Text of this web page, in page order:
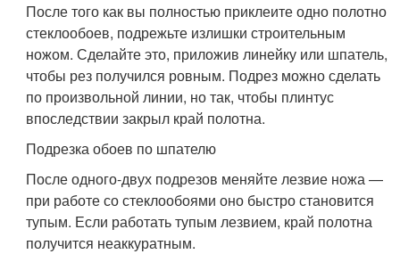
После того как вы полностью приклеите одно полотно
стеклообоев, подрежьте излишки строительным
ножом. Сделайте это, приложив линейку или шпатель,
чтобы рез получился ровным. Подрез можно сделать
по произвольной линии, но так, чтобы плинтус
впоследствии закрыл край полотна.
Подрезка обоев по шпателю
После одного-двух подрезов меняйте лезвие ножа —
при работе со стеклообоями оно быстро становится
тупым. Если работать тупым лезвием, край полотна
получится неаккуратным.